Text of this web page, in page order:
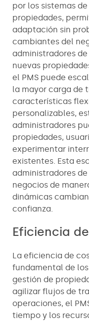
por los sistemas
propiedades,
adaptación sin
cambiantes del
administradores
nuevas
el PMS puede
la mayor carga de
características
personalizables,
administradores
propiedades,
experimentar
existentes. Esta
administradores
negocios de
dinámicas
confianza.
Eficiencia
La eficiencia de
fundamental de
gestión de
agilizar flujos de
operaciones, el
tiempo y los